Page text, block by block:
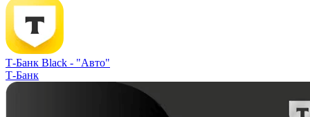
Т-Банк Black - "Авто"
Т-Банк